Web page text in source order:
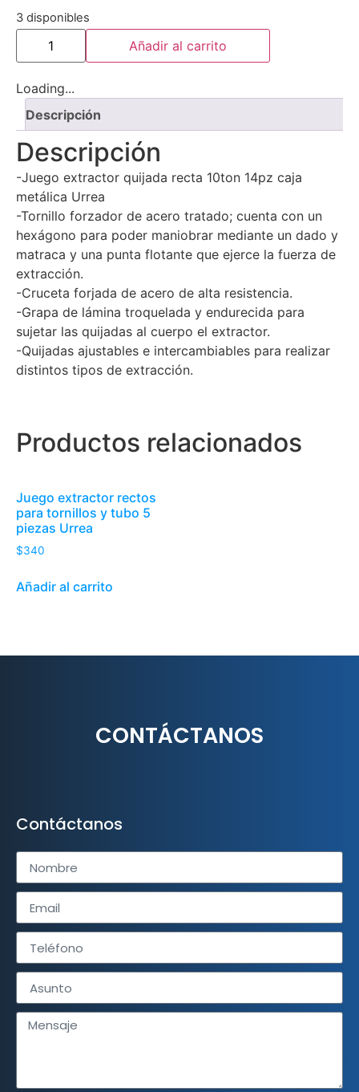
3 disponibles
Añadir al carrito
Loading...
Descripción
Descripción
-Juego extractor quijada recta 10ton 14pz caja
metálica Urrea
-Tornillo forzador de acero tratado; cuenta con un
hexágono para poder maniobrar mediante un dado y
matraca y una punta flotante que ejerce la fuerza de
extracción.
-Cruceta forjada de acero de alta resistencia.
-Grapa de lámina troquelada y endurecida para
sujetar las quijadas al cuerpo el extractor.
-Quijadas ajustables e intercambiables para realizar
distintos tipos de extracción.
Productos relacionados
Juego extractor rectos
para tornillos y tubo 5
piezas Urrea
$340
Añadir al carrito
CONTÁCTANOS
Contáctanos